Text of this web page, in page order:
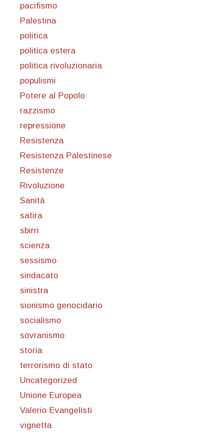
pacifismo
Palestina
politica
politica estera
politica rivoluzionaria
populismi
Potere al Popolo
razzismo
repressione
Resistenza
Resistenza Palestinese
Resistenze
Rivoluzione
Sanità
satira
sbirri
scienza
sessismo
sindacato
sinistra
sionismo genocidario
socialismo
sovranismo
storia
terrorismo di stato
Uncategorized
Unione Europea
Valerio Evangelisti
vignetta